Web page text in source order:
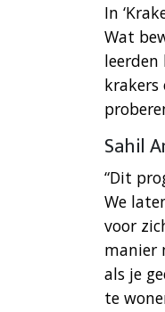
In
Wat
krakers
Sahil
“Dit
We
voor
manier
als je
te